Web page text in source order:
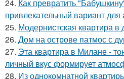
24. Как превратить
привлекательный вариант
25. Модернистская квартира
26. Дом на острове патмос с
27. Эта квартира в Милане -
личный вкус формирует
28. Из однокомнатной